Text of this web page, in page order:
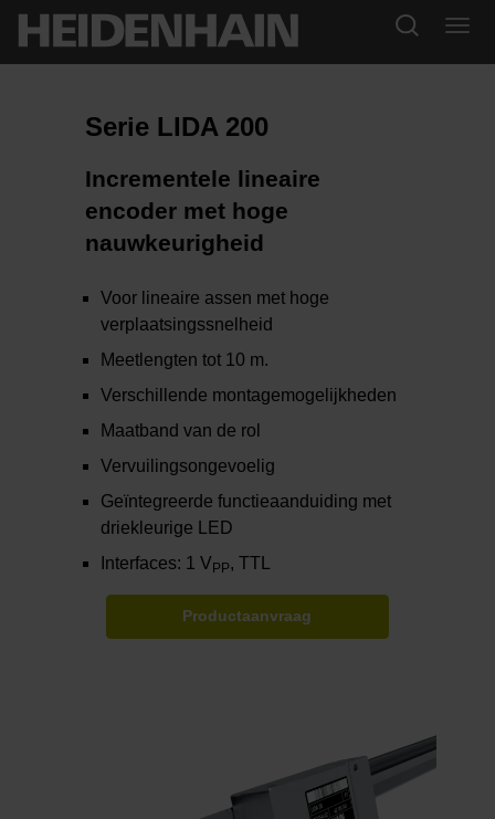
Serie LIDA 200
Incrementele lineaire
encoder met hoge
nauwkeurigheid
Voor lineaire assen met hoge
verplaatsingssnelheid
Meetlengten tot 10 m.
Verschillende montagemogelijkheden
Maatband van de rol
Vervuilingsongevoelig
Geïntegreerde functieaanduiding met
driekleurige LED
Interfaces: 1 VPP, TTL
Productaanvraag